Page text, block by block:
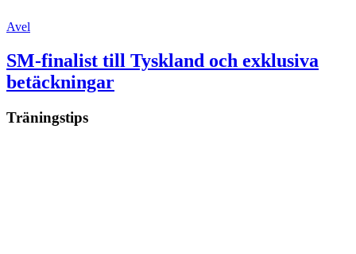
Avel
SM-finalist till Tyskland och exklusiva
betäckningar
Träningstips